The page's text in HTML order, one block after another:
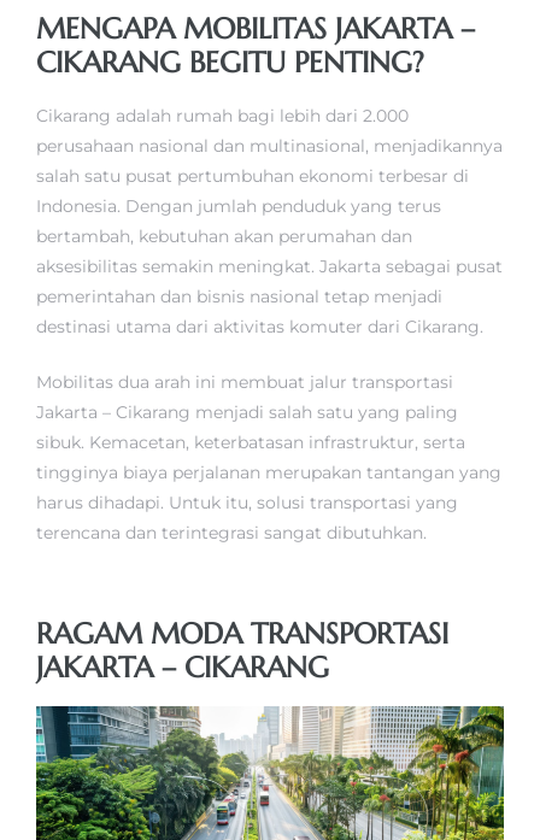
MENGAPA MOBILITAS JAKARTA –
CIKARANG BEGITU PENTING?
Cikarang adalah rumah bagi lebih dari 2.000
perusahaan nasional dan multinasional, menjadikannya
salah satu pusat pertumbuhan ekonomi terbesar di
Indonesia. Dengan jumlah penduduk yang terus
bertambah, kebutuhan akan perumahan dan
aksesibilitas semakin meningkat. Jakarta sebagai pusat
pemerintahan dan bisnis nasional tetap menjadi
destinasi utama dari aktivitas komuter dari Cikarang.
Mobilitas dua arah ini membuat jalur transportasi
Jakarta – Cikarang menjadi salah satu yang paling
sibuk. Kemacetan, keterbatasan infrastruktur, serta
tingginya biaya perjalanan merupakan tantangan yang
harus dihadapi. Untuk itu, solusi transportasi yang
terencana dan terintegrasi sangat dibutuhkan.
RAGAM MODA TRANSPORTASI
JAKARTA – CIKARANG